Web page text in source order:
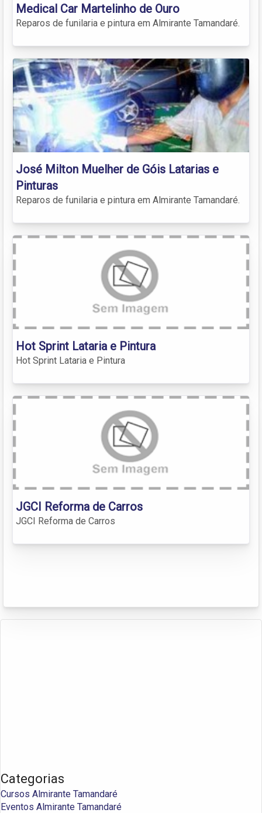
Medical Car Martelinho de Ouro
Reparos de funilaria e pintura em Almirante Tamandaré.
José Milton Muelher de Góis Latarias e
Pinturas
Reparos de funilaria e pintura em Almirante Tamandaré.
Hot Sprint Lataria e Pintura
Hot Sprint Lataria e Pintura
JGCI Reforma de Carros
JGCI Reforma de Carros
Categorias
Cursos Almirante Tamandaré
Eventos Almirante Tamandaré